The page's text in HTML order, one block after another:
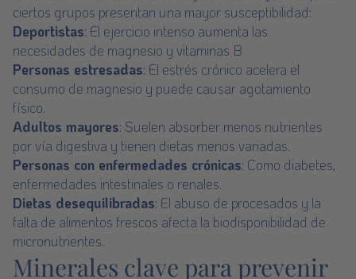
ciertos grupos presentan una mayor susceptibilidad:
Deportistas: El ejercicio intenso aumenta las
necesidades de magnesio y vitaminas B
Personas estresadas: El estrés crónico acelera el
consumo de magnesio y puede causar agotamiento
físico.
Adultos mayores: Suelen absorber menos nutrientes
por vía digestiva y tienen dietas menos variadas.
Personas con enfermedades crónicas: Como diabetes,
enfermedades intestinales o renales.
Dietas desequilibradas: El abuso de procesados y la
falta de alimentos frescos afecta la biodisponibilidad de
micronutrientes.
Minerales clave para prevenir